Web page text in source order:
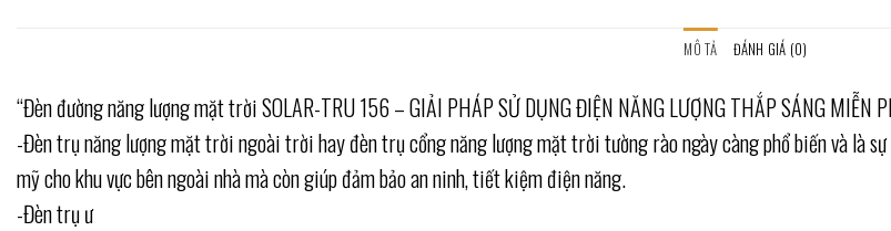
MÔ TẢ ĐÁNH GIÁ (0)
“Đèn đường năng lượng mặt trời SOLAR-TRU 156 – GIẢI PHÁP SỬ DỤNG ĐIỆN NĂNG LƯỢNG THẮP SÁNG MIỄN
-Đèn trụ năng lượng mặt trời ngoài trời hay đèn trụ cổng năng lượng mặt trời tường rào ngày càng phổ biến và là
mỹ cho khu vực bên ngoài nhà mà còn giúp đảm bảo an ninh, tiết kiệm điện năng.
-Đèn trụ ư